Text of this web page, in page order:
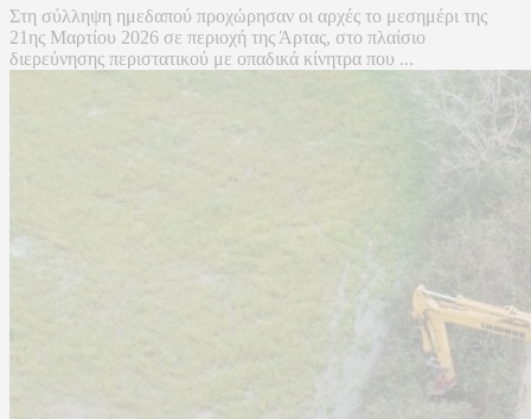
Στη σύλληψη ημεδαπού προχώρησαν οι αρχές το μεσημέρι της
21ης Μαρτίου 2026 σε περιοχή της Άρτας, στο πλαίσιο
διερεύνησης περιστατικού με οπαδικά κίνητρα που ...